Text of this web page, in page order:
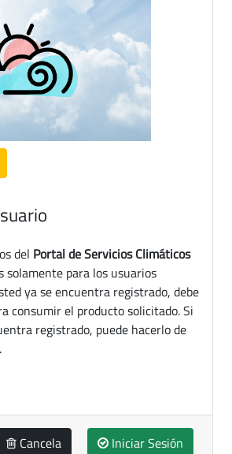
del Portal de Servicios Climáticos
solamente para los usuarios
ya se encuentra registrado, debe
consumir el producto solicitado. Si
registrado, puede hacerlo de
Cancela Iniciar Sesión